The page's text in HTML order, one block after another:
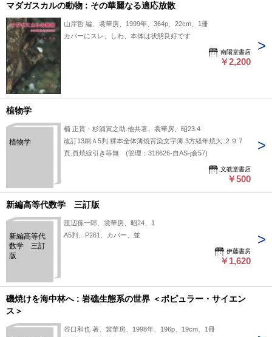
マダガスカルの動物 : その華麗なる適応放散
山岸哲 編、裳華房、1999年、364p、22cm、1冊
カバーにスレ、しわ、本体は状態良好です
南陽堂書店
￥2,200
植物学
植物学
楠 正貫・杉浦寅之助.他共著、裳華房、昭23.4
改訂13刷Ａ5判.裸本全体薄焼背染文字薄.3方経年焼大.２９７
頁.頁焼線引き等無 (管理：318626-自AS-j倉57)
文教堂書店
￥500
新編高等代数学 三訂版
新編高等代
数学 三訂
版
渡辺孫一郎、裳華房、昭24、1
A5判、P261、カバー、並
伊藤書房
￥1,620
磯焼けを海中林へ : 岩礁生態系の世界 ＜ポピュラー・サイエン
ス＞
谷口和也 著、裳華房、1998年、196p、19cm、1冊